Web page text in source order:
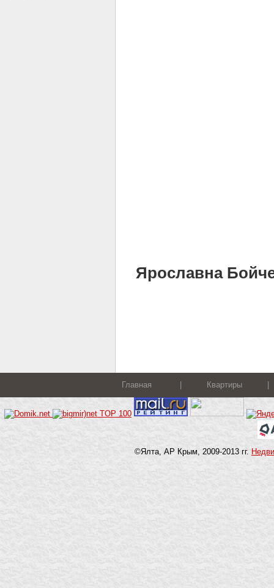
Ярославна
Главная Квартиры
©Ялта, АР Крым, 2009-2013 гг.